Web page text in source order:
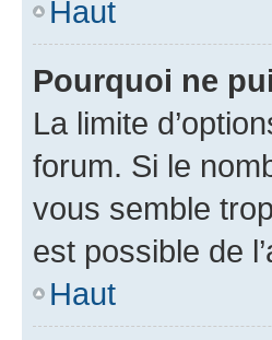
Haut
Pourquoi ne
La limite
forum. Si le
vous semble
est possible de
Haut